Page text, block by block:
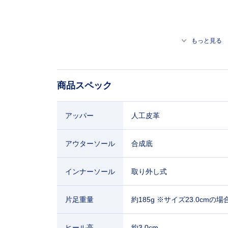
もっと見る
商品スペック
アッパー 人工皮革
アウターソール 合成底
インナーソール 取り外し式
片足重量 約185g ※サイズ23.0cmの場